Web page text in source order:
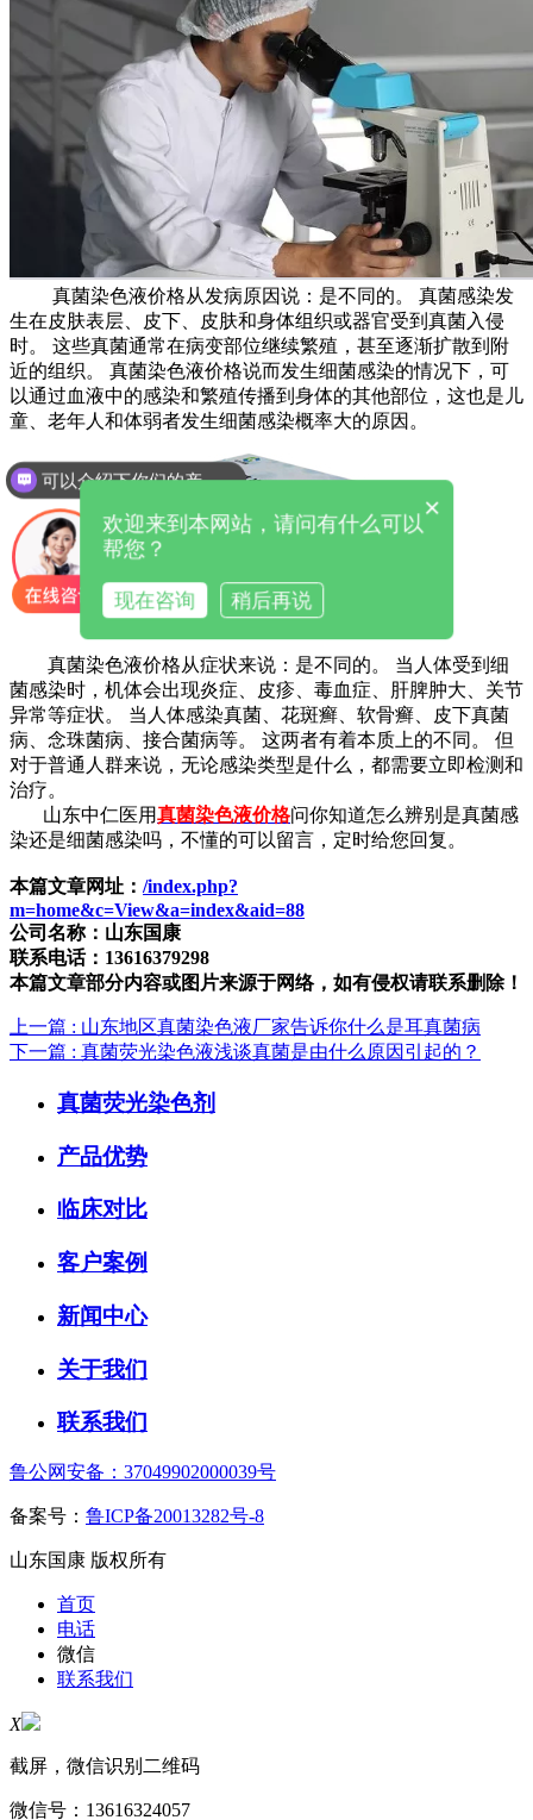
真菌染色液价格从发病原因说：是不同的。 真菌感染发
生在皮肤表层、皮下、皮肤和身体组织或器官受到真菌入侵
时。 这些真菌通常在病变部位继续繁殖，甚至逐渐扩散到附
近的组织。 真菌染色液价格说而发生细菌感染的情况下，可
以通过血液中的感染和繁殖传播到身体的其他部位，这也是儿
童、老年人和体弱者发生细菌感染概率大的原因。
真菌染色液价格从症状来说：是不同的。 当人体受到细
菌感染时，机体会出现炎症、皮疹、毒血症、肝脾肿大、关节
异常等症状。 当人体感染真菌、花斑癣、软骨癣、皮下真菌
病、念珠菌病、接合菌病等。 这两者有着本质上的不同。 但
对于普通人群来说，无论感染类型是什么，都需要立即检测和
治疗。
山东中仁医用真菌染色液价格问你知道怎么辨别是真菌感
染还是细菌感染吗，不懂的可以留言，定时给您回复。
本篇文章网址： /index.php?
m=home&c=View&a=index&aid=88
公司名称：山东国康
联系电话：13616379298
本篇文章部分内容或图片来源于网络，如有侵权请联系删除！
上一篇 : 山东地区真菌染色液厂家告诉你什么是耳真菌病
下一篇 : 真菌荧光染色液浅谈真菌是由什么原因引起的？
真菌荧光染色剂
产品优势
临床对比
客户案例
新闻中心
关于我们
联系我们
鲁公网安备：37049902000039号
备案号： 鲁ICP备20013282号-8
山东国康 版权所有
首页
电话
微信
联系我们
X
截屏，微信识别二维码
微信号： 13616324057
可以介绍下你们的产品么
×
欢迎来到本网站，请问有什么可以
帮您？
现在咨询 稍后再说